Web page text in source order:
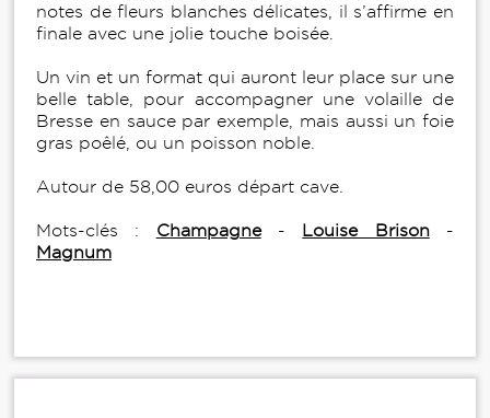
notes de fleurs blanches délicates, il s’affirme en
finale avec une jolie touche boisée.
Un vin et un format qui auront leur place sur une
belle table, pour accompagner une volaille de
Bresse en sauce par exemple, mais aussi un foie
gras poêlé, ou un poisson noble.
Autour de 58,00 euros départ cave.
Mots-clés : Champagne- Louise Brison-
Magnum